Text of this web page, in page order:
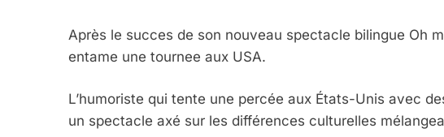
Après le succes de son nouveau spectacle bilingue Oh
entame une tournee aux USA.
L’humoriste qui tente une percée aux États-Unis avec
un spectacle axé sur les différences culturelles